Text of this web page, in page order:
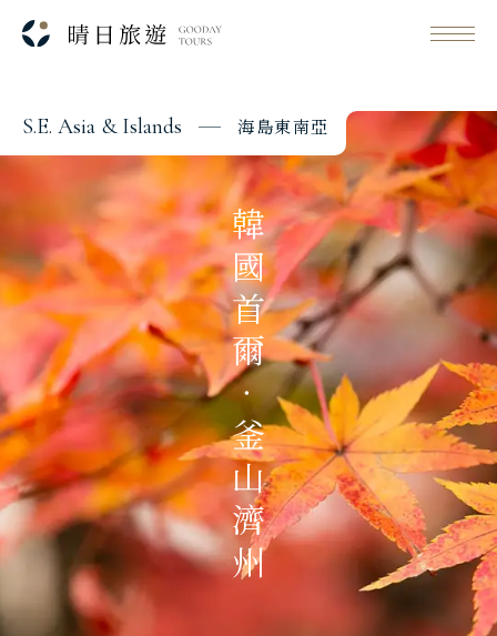
Classic Japan
日本心旅行
Japanese Vibe
日本美學旅
Luxury Rail Travel
日本鐵道旅
Festival & Events
主題旅遊賞
S.E. Asia & Islands
海島東南亞
Classic China
中國雅學賞
S.E. Asia & Islands 海島東南亞
韓國首爾‧釜山濟州